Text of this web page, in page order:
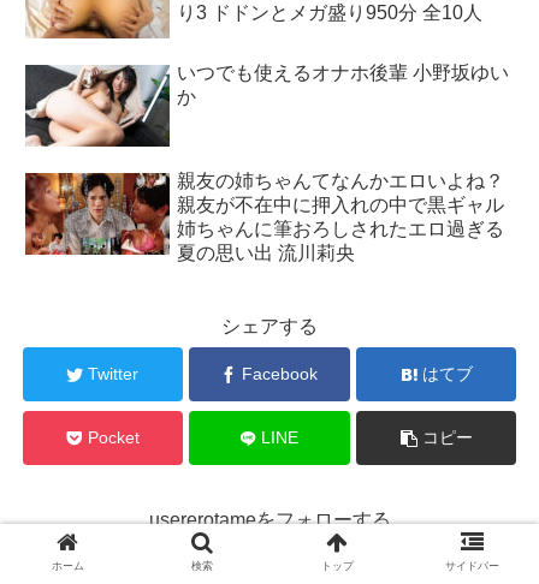
り3 ドドンとメガ盛り950分 全10人
いつでも使えるオナホ後輩 小野坂ゆい
か
親友の姉ちゃんてなんかエロいよね？
親友が不在中に押入れの中で黒ギャル
姉ちゃんに筆おろしされたエロ過ぎる
夏の思い出 流川莉央
シェアする
Twitter Facebook はてブ
Pocket LINE コピー
usererotameをフォローする
ホーム 検索 トップ サイドバー